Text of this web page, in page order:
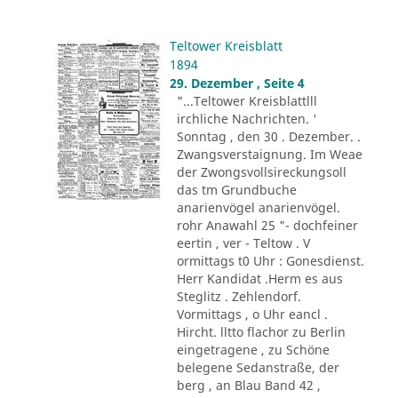
Teltower Kreisblatt
1894
29. Dezember , Seite 4
"...Teltower Kreisblattlll
irchliche Nachrichten. '
Sonntag , den 30 . Dezember. .
Zwangsverstaignung. Im Weae
der Zwongsvollsireckungsoll
das tm Grundbuche
anarienvögel anarienvögel.
rohr Anawahl 25 "- dochfeiner
eertin , ver - Teltow . V
ormittags t0 Uhr : Gonesdienst.
Herr Kandidat .Herm es aus
Steglitz . Zehlendorf.
Vormittags , o Uhr eancl .
Hircht. lltto flachor zu Berlin
eingetragene , zu Schöne
belegene Sedanstraße, der
berg , an Blau Band 42 ,